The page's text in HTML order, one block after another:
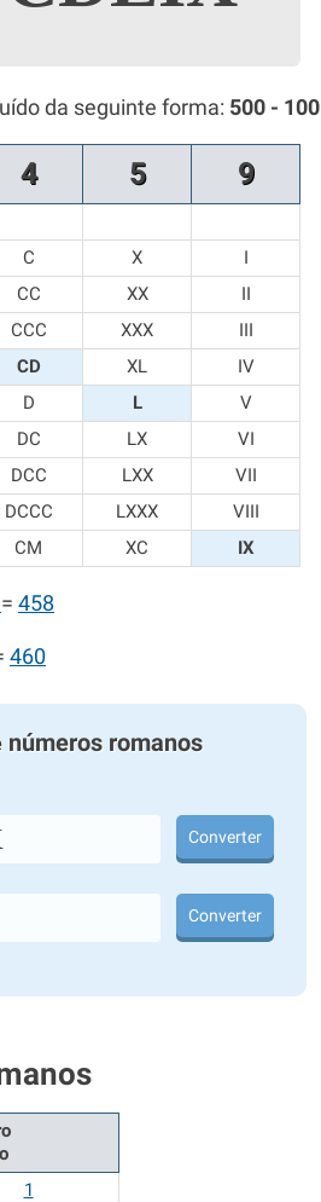
da seguinte forma: 500 -
4 5 9
C X
I
CC XX
II
CCC XXX
III
CD XL
IV
D L
V
DC LX
VI
DCC LXX
VII
DCCC LXXX
VIII
CM XC IX
= 458
460
números romanos
Converter
Converter
1